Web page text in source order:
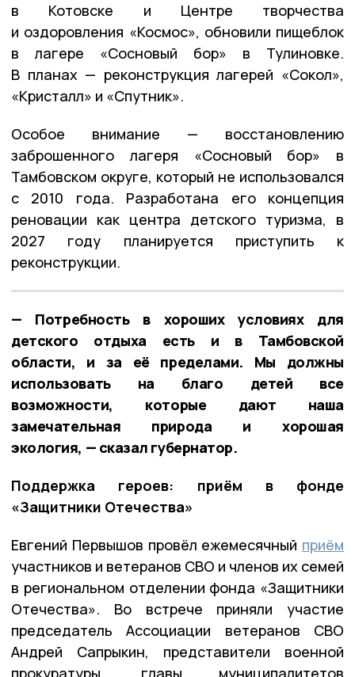
в Котовске и Центре творчества
и оздоровления «Космос», обновили пищеблок
в лагере «Сосновый бор» в Тулиновке.
В планах — реконструкция лагерей «Сокол»,
«Кристалл» и «Спутник».
Особое внимание — восстановлению
заброшенного лагеря «Сосновый бор» в
Тамбовском округе, который не использовался
с 2010 года. Разработана его концепция
реновации как центра детского туризма, в
2027 году планируется приступить к
реконструкции.
— Потребность в хороших условиях для
детского отдыха есть и в Тамбовской
области, и за её пределами. Мы должны
использовать на благо детей все
возможности, которые дают наша
замечательная природа и хорошая
экология, — сказал губернатор.
Поддержка героев: приём в фонде
«Защитники Отечества»
Евгений Первышов провёл ежемесячный приём
участников и ветеранов СВО и членов их семей
в региональном отделении фонда «Защитники
Отечества». Во встрече приняли участие
председатель Ассоциации ветеранов СВО
Андрей Сапрыкин, представители военной